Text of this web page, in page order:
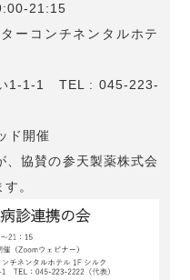
21:15
ーコンチネンタルホテ
い1-1-1 TEL : 045-223-
ド開催
、協賛の参天製薬株式会
。